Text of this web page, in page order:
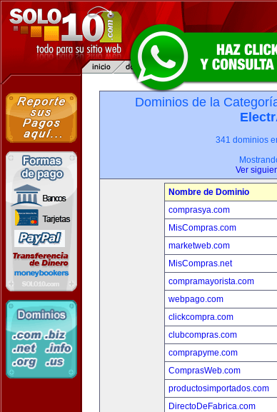
Dominios de la
341 dominios
Ver
Nombre de Dominio
comprasya.com
MisCompras.com
marketweb.com
MisCompras.net
compramayorista.com
webpago.com
clickcompra.com
clubcompras.com
comprapyme.com
ComprasWeb.com
productosimportados.com
DirectoDeFabrica.com